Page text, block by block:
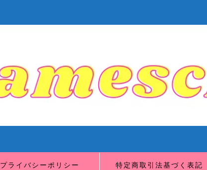
プライバシーポリシー 特定商取引法基づく表記